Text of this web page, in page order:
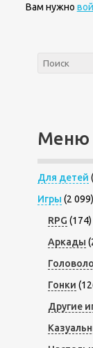
Вам нужно
Меню
Для детей
Игры (2 099)
RPG (174)
Аркады
Гонки
Другие